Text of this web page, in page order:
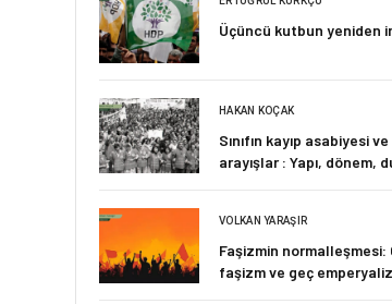
Üçüncü kutbun yeniden
HAKAN KOÇAK
Sınıfın kayıp asabiyesi
arayışlar : Yapı, dönem,
VOLKAN YARAŞIR
Faşizmin normalleşmesi:
faşizm ve geç